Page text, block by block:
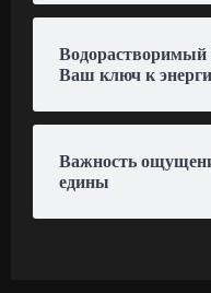
Ваш ключ к
Важность
едины